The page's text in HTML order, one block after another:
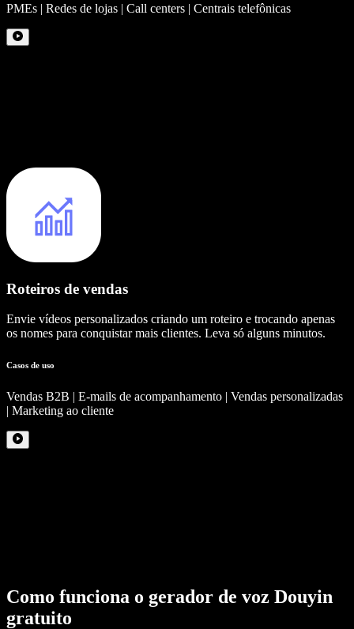
PMEs | Redes de lojas | Call centers | Centrais telefônicas
Roteiros de vendas
Envie vídeos personalizados criando um roteiro e trocando apenas
os nomes para conquistar mais clientes. Leva só alguns minutos.
Casos de uso
Vendas B2B | E-mails de acompanhamento | Vendas personalizadas
| Marketing ao cliente
Como funciona o gerador de voz Douyin
gratuito